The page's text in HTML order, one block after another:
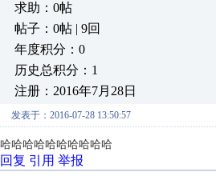
求助：0帖
帖子：0帖 | 9回
年度积分：0
历史总积分：1
注册：2016年7月28日
发表于：2016-07-28 13:50:57
哈哈哈哈哈哈哈哈哈哈
回复 引用 举报